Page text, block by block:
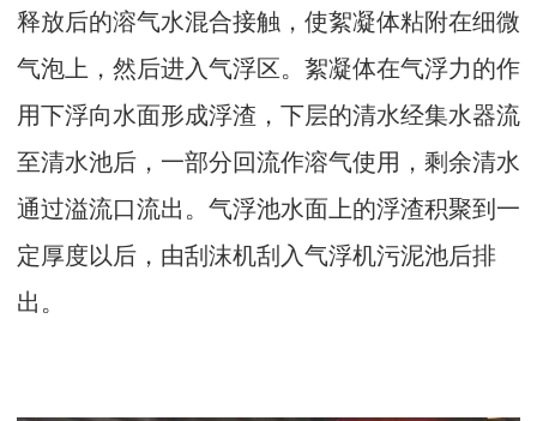
释放后的溶气水混合接触，使絮凝体粘附在细微
气泡上，然后进入气浮区。絮凝体在气浮力的作
用下浮向水面形成浮渣，下层的清水经集水器流
至清水池后，一部分回流作溶气使用，剩余清水
通过溢流口流出。气浮池水面上的浮渣积聚到一
定厚度以后，由刮沫机刮入气浮机污泥池后排
出。